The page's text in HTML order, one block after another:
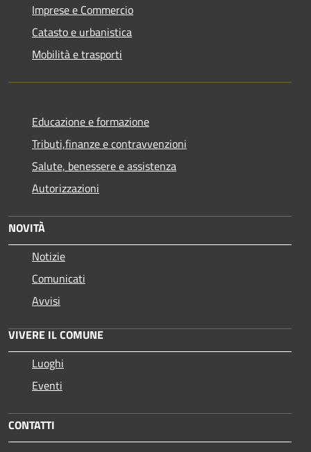
Imprese e Commercio
Catasto e urbanistica
Mobilità e trasporti
Educazione e formazione
Tributi,finanze e contravvenzioni
Salute, benessere e assistenza
Autorizzazioni
NOVITÀ
Notizie
Comunicati
Avvisi
VIVERE IL COMUNE
Luoghi
Eventi
CONTATTI